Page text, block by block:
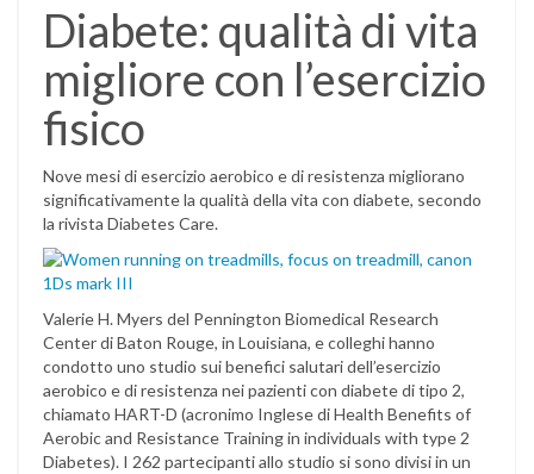
Diabete: qualità di vita
migliore con l’esercizio
fisico
Nove mesi di esercizio aerobico e di resistenza migliorano
significativamente la qualità della vita con diabete, secondo
la rivista Diabetes Care.
Valerie H. Myers del Pennington Biomedical Research
Center di Baton Rouge, in Louisiana, e colleghi hanno
condotto uno studio sui benefici salutari dell’esercizio
aerobico e di resistenza nei pazienti con diabete di tipo 2,
chiamato HART-D (acronimo Inglese di Health Benefits of
Aerobic and Resistance Training in individuals with type 2
Diabetes). I 262 partecipanti allo studio si sono divisi in un